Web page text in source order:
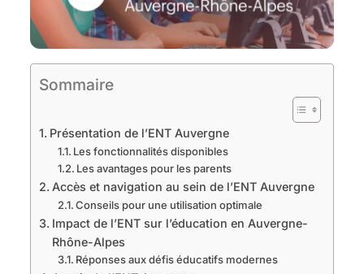
Sommaire
Présentation de l’ENT Auvergne
Les fonctionnalités disponibles
Les avantages pour les parents
Accès et navigation au sein de l’ENT Auvergne
Conseils pour une utilisation optimale
Impact de l’ENT sur l’éducation en Auvergne-
Rhône-Alpes
Réponses aux défis éducatifs modernes